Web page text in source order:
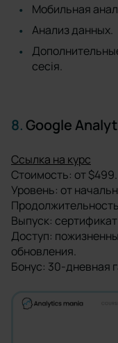
Мобильная
Анализ данных.
сесія.
8.Google
Ссылка на курс
Стоимость: от $499.
Уровень: от
Выпуск:
Доступ:
обновления.
Бонус: 30-дневная